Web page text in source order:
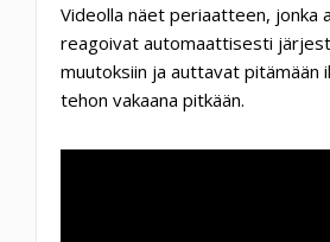
Videolla näet periaatteen, jonka
reagoivat automaattisesti
muutoksiin ja auttavat pitämään
tehon vakaana pitkään.